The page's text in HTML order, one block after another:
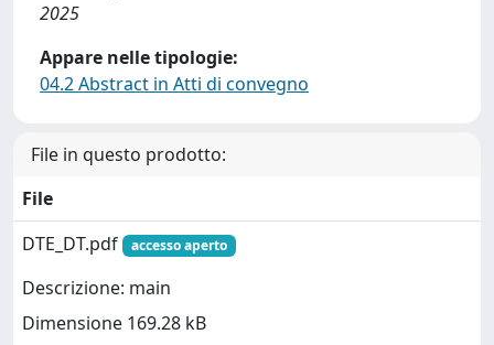
2025
Appare nelle tipologie:
04.2 Abstract in Atti di convegno
File in questo prodotto:
File
DTE_DT.pdf
accesso aperto
Descrizione: main
Dimensione 169.28 kB